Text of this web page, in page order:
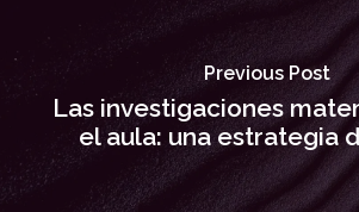
Previous Post
Las investigaciones
el aula: una estrategia